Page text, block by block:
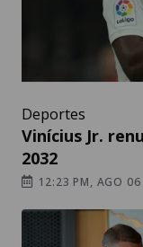
Deportes
Vinícius Jr.
2032
12:23 PM, AGO 06